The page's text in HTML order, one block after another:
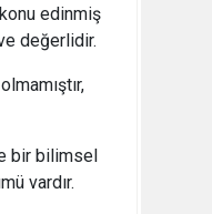
edinmiş
değerlidir.
bir bilimsel
vardır.